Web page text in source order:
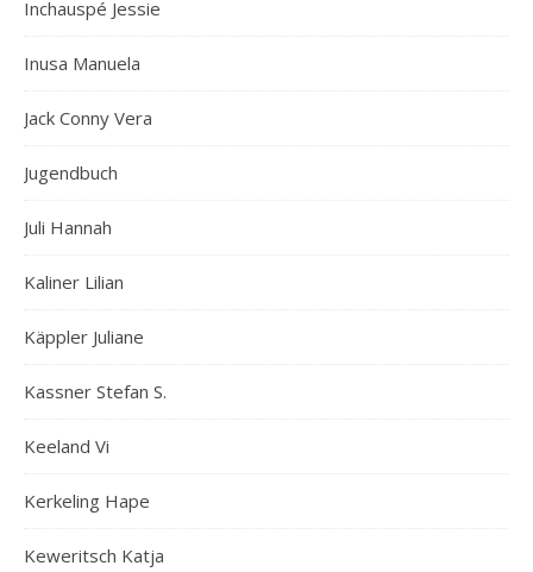
Inchauspé Jessie
Inusa Manuela
Jack Conny Vera
Jugendbuch
Juli Hannah
Kaliner Lilian
Käppler Juliane
Kassner Stefan S.
Keeland Vi
Kerkeling Hape
Keweritsch Katja